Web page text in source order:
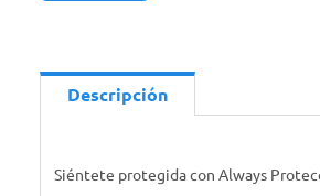
Descripción
Siéntete protegida con Always